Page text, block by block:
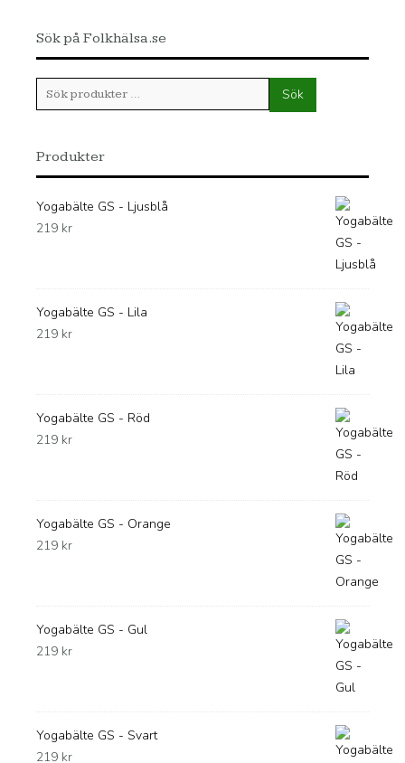
Sök på Folkhälsa.se
Sök
efter:
Sök
Produkter
Yogabälte GS - Ljusblå
219 kr
Yogabälte GS - Lila
219 kr
Yogabälte GS - Röd
219 kr
Yogabälte GS - Orange
219 kr
Yogabälte GS - Gul
219 kr
Yogabälte GS - Svart
219 kr